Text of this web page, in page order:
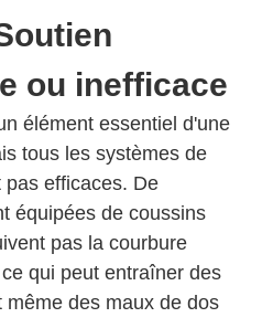
ou inefficace
élément essentiel d'une
tous les systèmes de
efficaces. De
équipées de coussins
pas la courbure
qui peut entraîner des
des maux de dos